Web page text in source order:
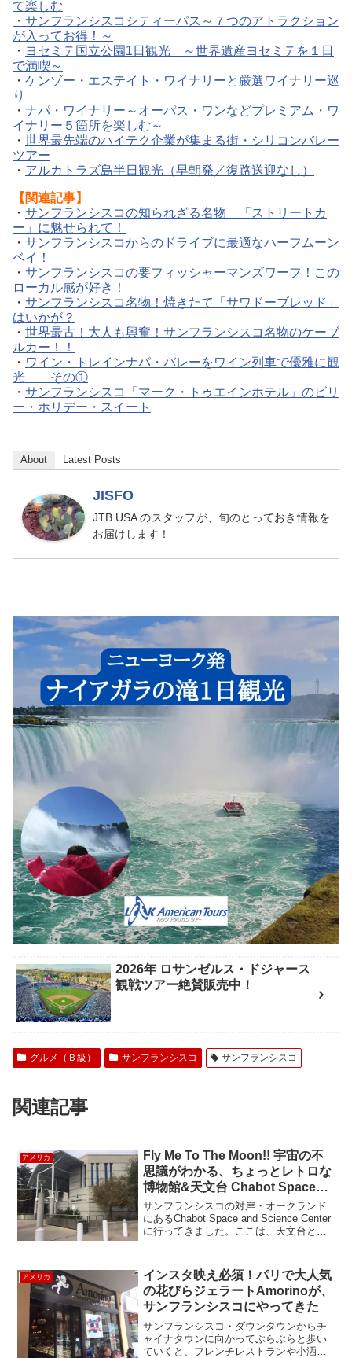
て楽しむ
・サンフランシスコシティーパス～７つのアトラクション
が入ってお得！～
・ ヨセミテ国立公園1日観光 ～世界遺産ヨセミテを１日
で満喫～
・ ケンゾー・エステイト・ワイナリーと厳選ワイナリー巡
り
・ ナパ・ワイナリー～オーパス・ワンなどプレミアム・ワ
イナリー５箇所を楽しむ～
・ 世界最先端のハイテク企業が集まる街・シリコンバレー
ツアー
・ アルカトラズ島半日観光（早朝発／復路送迎なし）
【関連記事】
・ サンフランシスコの知られざる名物 「ストリートカ
ー」に魅せられて！
・ サンフランシスコからのドライブに最適なハーフムーン
ベイ！
・ サンフランシスコの要フィッシャーマンズワーフ！この
ローカル感が好き！
・ サンフランシスコ名物！焼きたて「サワドーブレッド」
はいかが？
・ 世界最古！大人も興奮！サンフランシスコ名物のケーブ
ルカー！！
・ ワイン・トレインナパ・バレーをワイン列車で優雅に観
光 その①
・ サンフランシスコ「マーク・トゥエインホテル」のビリ
ー・ホリデー・スイート
About Latest Posts
JISFO
JTB USA のスタッフが、旬のとっておき情報を
お届けします！
2026年 ロサンゼルス・ドジャース
観戦ツアー絶賛販売中！
グルメ（Ｂ級） サンフランシスコ サンフランシスコ
関連記事
アメリカ
Fly Me To The Moon!! 宇宙の不
思議がわかる、ちょっとレトロな
博物館&天文台 Chabot Space
and Science Center
サンフランシスコの対岸・オークランド
にあるChabot Space and Science Center
に行ってきました。ここは、天文台とプ
星雲の生い立ち、夜に輝く星座...
アメリカ
インスタ映え必須！パリで大人気
の花びらジェラートAmorinoが、
サンフランシスコにやってきた
サンフランシスコ・ダウンタウンからチ
ャイナタウンに向かってぶらぶらと歩い
ていくと、フレンチレストランや小洒落